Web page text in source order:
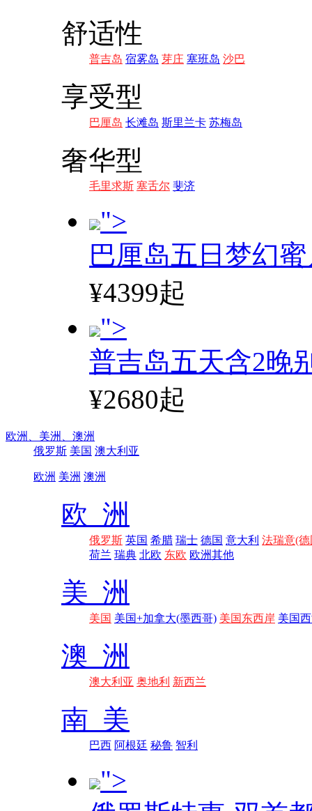
舒适性
普吉岛 宿雾岛 芽庄 塞班岛 沙巴
享受型
巴厘岛 长滩岛 斯里兰卡 苏梅岛
奢华型
毛里求斯 塞舌尔 斐济
">
巴厘岛五日梦幻
¥4399起
">
普吉岛五天含2晚
¥2680起
欧洲、 美洲、 澳洲
俄罗斯 美国 澳大利亚
欧洲 美洲 澳洲
欧 洲
俄罗斯 英国 希腊 瑞士 德国 意大利 法瑞意(德
荷兰 瑞典 北欧 东欧 欧洲其他
美 洲
美国 美国+加拿大(墨西哥) 美国东西岸 美国
澳 洲
澳大利亚 奥地利 新西兰
南 美
巴西 阿根廷 秘鲁 智利
">